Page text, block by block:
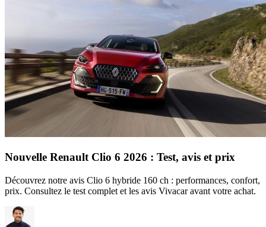
Nouvelle Renault Clio 6 2026 : Test, avis et prix
Découvrez notre avis Clio 6 hybride 160 ch : performances, confort,
prix. Consultez le test complet et les avis Vivacar avant votre achat.